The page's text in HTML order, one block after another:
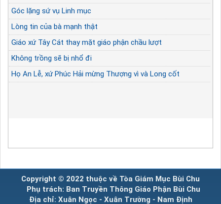
Góc lặng sứ vụ Linh mục
Lòng tin của bà mạnh thật
Giáo xứ Tây Cát thay mặt giáo phận chầu lượt
Không trồng sẽ bị nhổ đi
Họ An Lễ, xứ Phúc Hải mừng Thượng vì và Long cốt
Copyright © 2022 thuộc về Tòa Giám Mục Bùi Chu
Phụ trách: Ban Truyền Thông Giáo Phận Bùi Chu
Địa chỉ: Xuân Ngọc - Xuân Trường - Nam Định